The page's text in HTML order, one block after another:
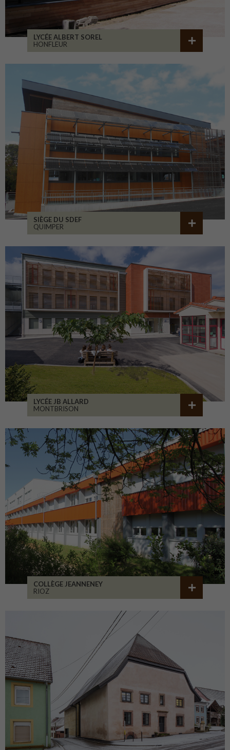
LYCÉE ALBERT SOREL
HONFLEUR
SIÈGE DU SDEF
QUIMPER
LYCÉE JB ALLARD
MONTBRISON
COLLÈGE JEANNENEY
RIOZ